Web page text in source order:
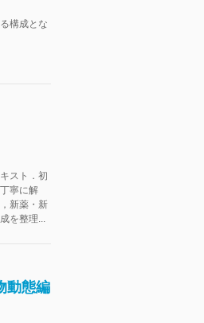
構成とな
スト．初
寧に解
新薬・新
を整理...
動態編